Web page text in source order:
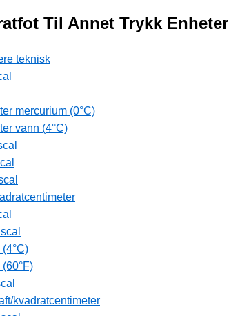
Til Annet Trykk Enheter
teknisk
mercurium (0°C)
vann (4°C)
kvadratcentimeter